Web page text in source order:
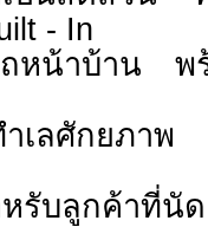
- In
หน้าบ้าน พร้
เลศักยภาพ
หรับลูกค้าที่นั